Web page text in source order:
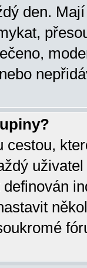
den.
nebo
cestou,